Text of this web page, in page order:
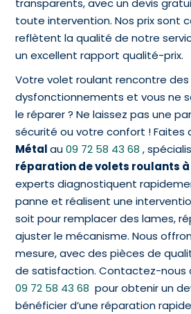
toute intervention. Nos prix sont
reflètent la qualité de notre
un excellent rapport qualité-prix.
Votre volet roulant rencontre des
dysfonctionnements et vous ne
le réparer ? Ne laissez pas une
sécurité ou votre confort ! Faites
Métalau09 72 58 43 68 ,
réparation de volets roulants
experts diagnostiquent
panne et réalisent une
soit pour remplacer des lames,
ajuster le mécanisme. Nous
mesure, avec des pièces de
de satisfaction. Contactez-nous
09 72 58 43 68 pour obtenir un
bénéficier d’une réparation